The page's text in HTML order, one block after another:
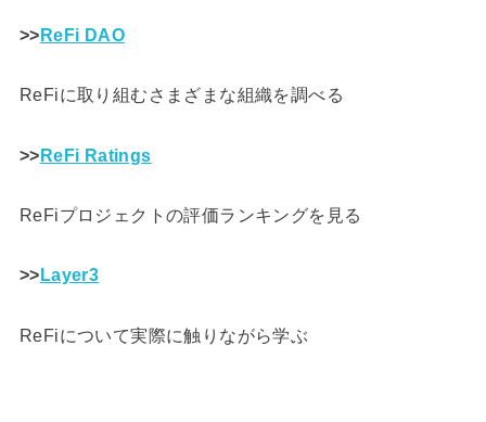
>>ReFi DAO
ReFiに取り組むさまざまな組織を調べる
>>ReFi Ratings
ReFiプロジェクトの評価ランキングを見る
>>Layer3
ReFiについて実際に触りながら学ぶ